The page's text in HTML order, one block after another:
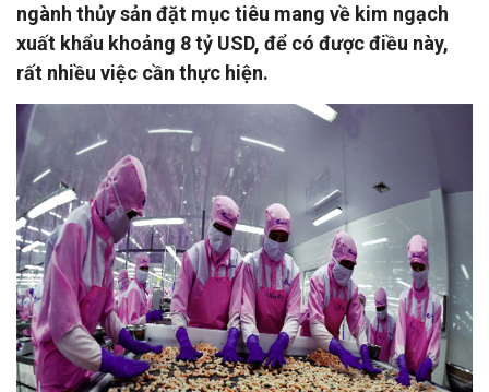
ngành thủy sản đặt mục tiêu mang về kim ngạch
xuất khẩu khoảng 8 tỷ USD, để có được điều này,
rất nhiều việc cần thực hiện.